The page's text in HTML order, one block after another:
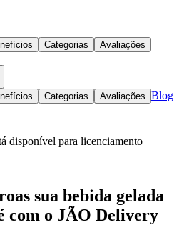
Categorias Avaliações
Categorias Avaliações Blog
disponível para licenciamento
sua bebida gelada
com o JÃO Delivery